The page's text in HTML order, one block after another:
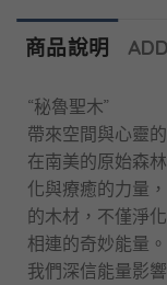
商品說明
“秘魯聖木”
帶來空間與心靈
在南美的原始森
化與療癒的力量
的木材，不僅淨
相連的奇妙能量。
我們深信能量影